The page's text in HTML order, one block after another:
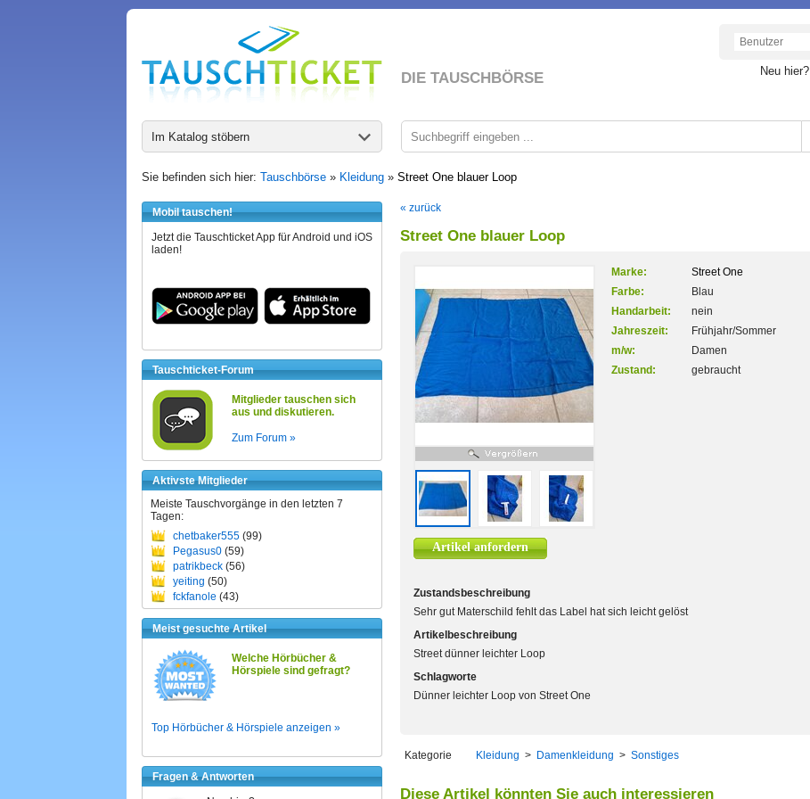
DIE TAUSCHBÖRSE Neu hier?
Im Katalog stöbern
Sie befinden sich hier: Tauschbörse » Kleidung » Street One blauer Loop
Mobil tauschen!
Jetzt die Tauschticket App für Android und iOS
laden!
Tauschticket-Forum
Mitglieder tauschen sich
aus und diskutieren.
Zum Forum »
Aktivste Mitglieder
Meiste Tauschvorgänge in den letzten 7
Tagen:
chetbaker555 (99)
Pegasus0 (59)
patrikbeck (56)
yeiting (50)
fckfanole (43)
Meist gesuchte Artikel
Welche Hörbücher &
Hörspiele sind gefragt?
Top Hörbücher & Hörspiele anzeigen »
Fragen & Antworten
« zurück
Street One blauer Loop
Artikel anfordern
Marke:
Street One
Farbe:
Blau
Handarbeit:
nein
Jahreszeit:
Frühjahr/Sommer
m/w:
Damen
Zustand:
gebraucht
Zustandsbeschreibung
Sehr gut Materschild fehlt das Label hat sich leicht gelöst
Artikelbeschreibung
Street dünner leichter Loop
Schlagworte
Dünner leichter Loop von Street One
Kategorie Kleidung > Damenkleidung > Sonstiges
Diese Artikel könnten Sie auch interessieren